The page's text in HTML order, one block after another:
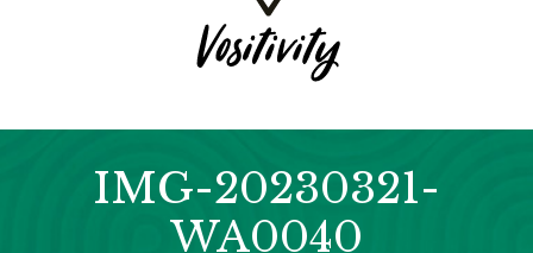
IMG-20230321-
WA0040